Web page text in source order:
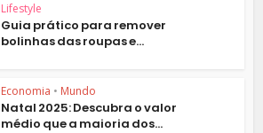
Lifestyle
Guia prático para remover
bolinhas das roupas e...
Economia • Mundo
Natal 2025: Descubra o valor
médio que a maioria dos...